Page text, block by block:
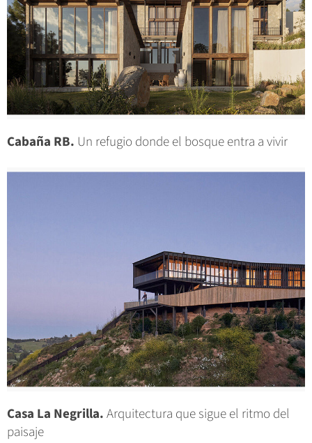
Cabaña RB. Un refugio donde el bosque entra a vivir
Casa La Negrilla.Arquitectura que sigue el ritmo del
paisaje